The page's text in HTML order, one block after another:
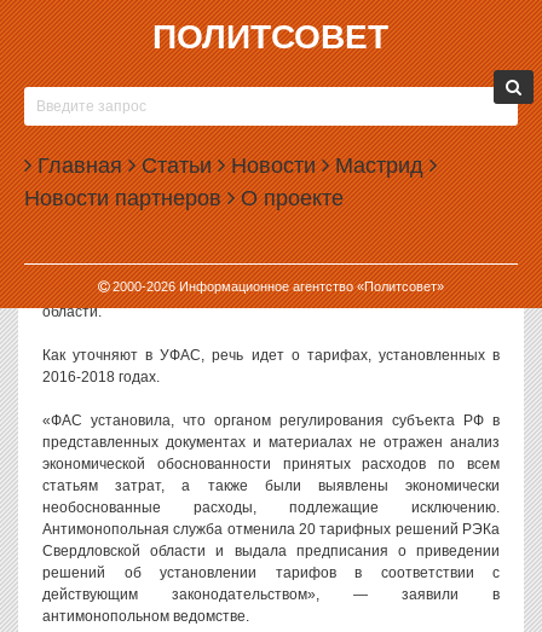
ПОЛИТСОВЕТ
Главная Статьи Новости Мастрид
Новости партнеров О проекте
2000-2026Информационное агентство «Политсовет»
30.10.2018, 14:20
ТАРИФЫ ЖКХ В СВЕРДЛОВСКОЙ ОБЛАСТИ
ПОВЫШАЛИ НЕОБОСНОВАННО
Тарифы на услуги ЖКХ в Свердловской области как минимум в 20
случаях были повышены с нарушением законодательства.
К такому выводу пришло свердловское управление ФАС по
итогам проверки деятельности Региональной энергетической
комиссии. Именно РЭК отвечает за утверждение тарифов в
области.
Как уточняют в УФАС, речь идет о тарифах, установленных в
2016-2018 годах.
«ФАС установила, что органом регулирования субъекта РФ в
представленных документах и материалах не отражен анализ
экономической обоснованности принятых расходов по всем
статьям затрат, а также были выявлены экономически
необоснованные расходы, подлежащие исключению.
Антимонопольная служба отменила 20 тарифных решений РЭКа
Свердловской области и выдала предписания о приведении
решений об установлении тарифов в соответствии с
действующим законодательством», — заявили в
антимонопольном ведомстве.